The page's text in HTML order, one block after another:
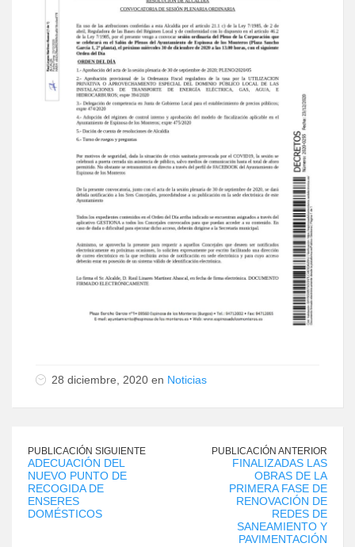
28 diciembre, 2020 en Noticias
PUBLICACIÓN SIGUIENTE
ADECUACIÓN DEL
NUEVO PUNTO DE
RECOGIDA DE
ENSERES
DOMÉSTICOS
PUBLICACIÓN ANTERIOR
FINALIZADAS LAS
OBRAS DE LA
PRIMERA FASE DE
RENOVACIÓN DE
REDES DE
SANEAMIENTO Y
PAVIMENTACIÓN